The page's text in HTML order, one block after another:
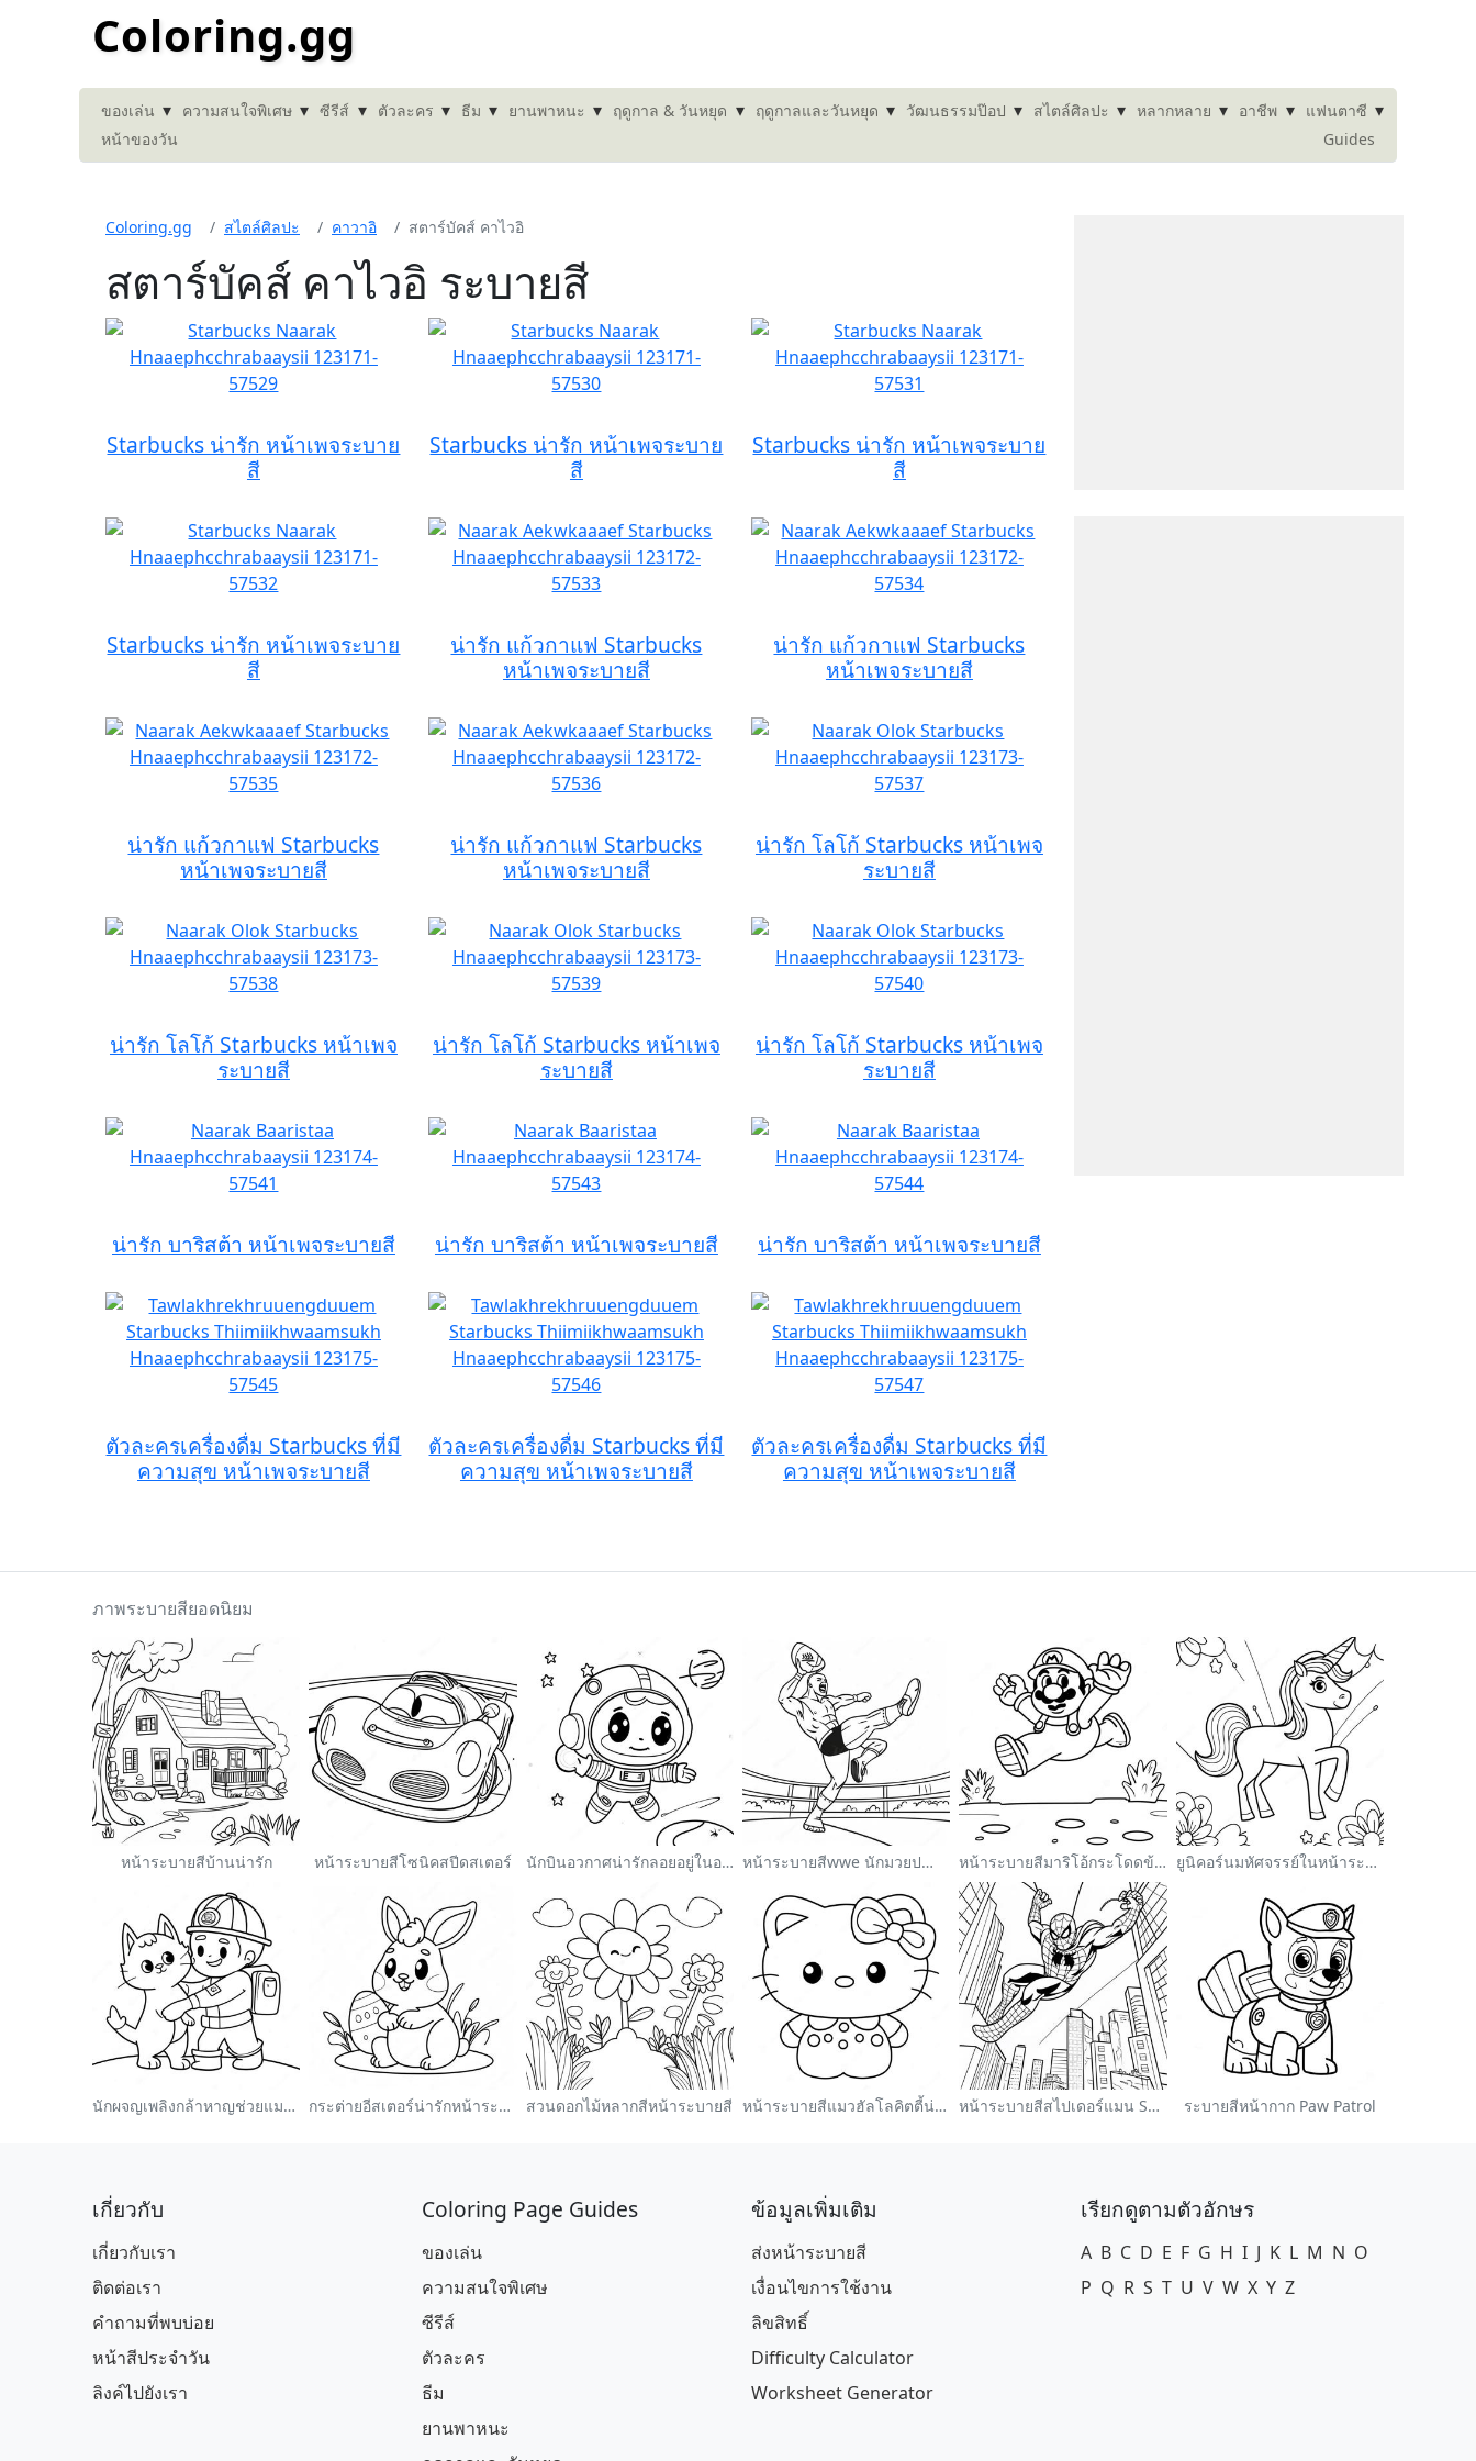
Coloring.gg
ของเล่น ▾ ความสนใจพิเศษ ▾ ซีรีส์ ▾ ตัวละคร ▾ ธีม ▾ ยานพาหนะ ▾ ฤดูกาล & วันหยุด ▾ ฤดูกาลและวันหยุด ▾ วัฒนธรรมป๊อป ▾ สไตล์ศิลปะ ▾ หลากหลาย ▾ อาชีพ ▾ แฟนตาซี ▾
หน้าของวัน Guides
Coloring.gg สไตล์ศิลปะ คาวาอิ สตาร์บัคส์ คาไวอิ
สตาร์บัคส์ คาไวอิ ระบายสี
Starbucks น่ารัก หน้าเพจระบาย
สี
Starbucks น่ารัก หน้าเพจระบาย
สี
Starbucks น่ารัก หน้าเพจระบาย
สี
Starbucks น่ารัก หน้าเพจระบาย
สี
น่ารัก แก้วกาแฟ Starbucks
หน้าเพจระบายสี
น่ารัก แก้วกาแฟ Starbucks
หน้าเพจระบายสี
น่ารัก แก้วกาแฟ Starbucks
หน้าเพจระบายสี
น่ารัก แก้วกาแฟ Starbucks
หน้าเพจระบายสี
น่ารัก โลโก้ Starbucks หน้าเพจ
ระบายสี
น่ารัก โลโก้ Starbucks หน้าเพจ
ระบายสี
น่ารัก โลโก้ Starbucks หน้าเพจ
ระบายสี
น่ารัก โลโก้ Starbucks หน้าเพจ
ระบายสี
น่ารัก บาริสต้า หน้าเพจระบายสี น่ารัก บาริสต้า หน้าเพจระบายสี น่ารัก บาริสต้า หน้าเพจระบายสี
ตัวละครเครื่องดื่ม Starbucks ที่มี
ความสุข หน้าเพจระบายสี
ตัวละครเครื่องดื่ม Starbucks ที่มี
ความสุข หน้าเพจระบายสี
ตัวละครเครื่องดื่ม Starbucks ที่มี
ความสุข หน้าเพจระบายสี
ภาพระบายสียอดนิยม
หน้าระบายสีบ้านน่ารัก หน้าระบายสีโซนิคสปีดสเตอร์ นักบินอวกาศน่ารักลอยอยู่ในอวกาศ ระบายสี หน้าระบายสีwwe นักมวยปล้ำกระโดดใส่คู่ต่อสู้ หน้าระบายสีมาริโอ้กระโดดข้ามกูมบา ยูนิคอร์นมหัศจรรย์ในหน้าระบายสีสายรุ้ง
นักผจญเพลิงกล้าหาญช่วยแมว ระบายสี กระต่ายอีสเตอร์น่ารักหน้าระบายสี สวนดอกไม้หลากสีหน้าระบายสี หน้าระบายสีแมวฮัลโลคิตตี้น่ารักพร้อมโบว์ หน้าระบายสีสไปเดอร์แมน Swinging ผ่านเมือง ระบายสีหน้ากาก Paw Patrol
เกี่ยวกับ
เกี่ยวกับเรา
ติดต่อเรา
คำถามที่พบบ่อย
หน้าสีประจำวัน
ลิงค์ไปยังเรา
Coloring Page Guides
ของเล่น
ความสนใจพิเศษ
ซีรีส์
ตัวละคร
ธีม
ยานพาหนะ
ข้อมูลเพิ่มเติม
ส่งหน้าระบายสี
เงื่อนไขการใช้งาน
ลิขสิทธิ์
Difficulty Calculator
Worksheet Generator
เรียกดูตามตัวอักษร
A B C D E F G H I J K L M N O
P Q R S T U V W X Y Z